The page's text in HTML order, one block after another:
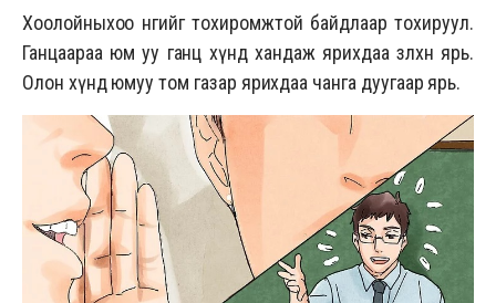
Хоолойныхоо өнгийг тохиромжтой байдлаар тохируул.
Ганцаараа юм уу ганц хүнд хандаж ярихдаа зөөлхөн ярь.
Олон хүнд юмуу том газар ярихдаа чанга дуугаар ярь.